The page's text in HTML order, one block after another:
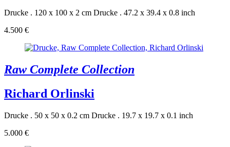
Drucke . 120 x 100 x 2 cm Drucke . 47.2 x 39.4 x 0.8 inch
4.500 €
Raw Complete Collection
Richard Orlinski
Drucke . 50 x 50 x 0.2 cm Drucke . 19.7 x 19.7 x 0.1 inch
5.000 €